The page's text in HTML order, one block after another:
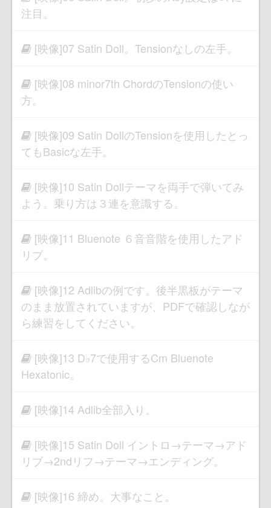
注目。
[映像]07 Satin Doll。Tensionなしの左手。
[映像]08 minor7th ChordのTensionの使い
方。
[映像]09 Satin DollのTensionを使用したとっ
てもBasicな左手。
[映像]10 Satin Dollテーマを両手で弾いてみ
よう。乗り方は３連を意識する。
[映像]11 Bluenote ６音音階を使用したアド
リブ。
[映像]12 Adlibの例です。後半黒板がテーマ
のまま放置されていますが、PDFで確認しなが
ら練習をしてください。
[映像]13 D♭7で使用するCm Bluenote
Hexatonic。
[映像]14 Adlib全部入り。
[映像]15 Satin Doll イントロ→テーマ→アド
リブ→2ndリフ→テーマ→エンディング。
[映像]16 締め。大事なこと。